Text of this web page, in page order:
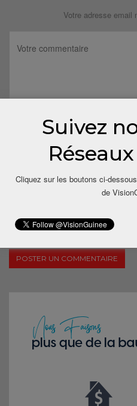
Votre adresse email
Save my name, email, and
time I comment.
Suivez
Cliquez sur les boutons ci-
de